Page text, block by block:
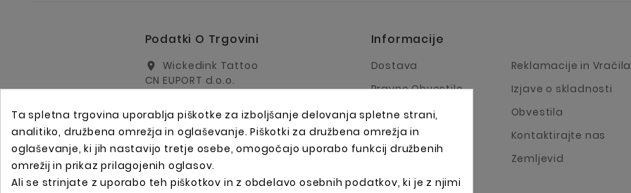
Podatki O Trgovini
location_on
Wickedink Tattoo
CN EUPORT d.o.o.
1000 Ljubljana
Slovenija
email info@wickedinktattoo.eu
call +386 01 5055687
Informacije
Dostava
Pravno Obvestilo
Pogoji Poslovanja
O Podjetju
Načini plačila
Reklamacije in Vračila
Izjave o skladnosti
Obvestila
Kontaktirajte nas
Zemljevid
Ta spletna trgovina uporablja piškotke za izboljšanje delovanja spletne strani,
analitiko, družbena omrežja in oglaševanje. Piškotki za družbena omrežja in
oglaševanje, ki jih nastavijo tretje osebe, omogočajo uporabo funkcij družbenih
omrežij in prikaz prilagojenih oglasov.
Ali se strinjate z uporabo teh piškotkov in z obdelavo osebnih podatkov, ki je z njimi